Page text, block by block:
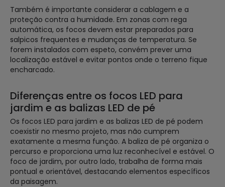
Também é importante considerar a cablagem e a
proteção contra a humidade. Em zonas com rega
automática, os focos devem estar preparados para
salpicos frequentes e mudanças de temperatura. Se
forem instalados com espeto, convém prever uma
localização estável e evitar pontos onde o terreno fique
encharcado.
Diferenças entre os focos LED para
jardim e as balizas LED de pé
Os focos LED para jardim e as balizas LED de pé podem
coexistir no mesmo projeto, mas não cumprem
exatamente a mesma função. A baliza de pé organiza o
percurso e proporciona uma luz reconhecível e estável. O
foco de jardim, por outro lado, trabalha de forma mais
pontual e orientável, destacando elementos específicos
da paisagem.